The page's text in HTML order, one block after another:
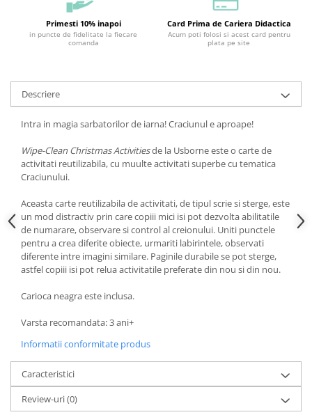
Primesti 10% inapoi
in puncte de fidelitate la fiecare
comanda
Card Prima de Cariera Didactica
Acum poti folosi si acest card pentru
plata pe site
Descriere
Intra in magia sarbatorilor de iarna! Craciunul e aproape!
Wipe-Clean Christmas Activitiesde la Usborne este o carte de
activitati reutilizabila, cu muulte activitati superbe cu tematica
Craciunului.
Aceasta carte reutilizabila de activitati, de tipul scrie si sterge, este
un mod distractiv prin care copiii mici isi pot dezvolta abilitatile
de numarare, observare si control al creionului. Uniti punctele
pentru a crea diferite obiecte, urmariti labirintele, observati
diferente intre imagini similare. Paginile durabile se pot sterge,
astfel copiii isi pot relua activitatile preferate din nou si din nou.
Carioca neagra este inclusa.
Varsta recomandata: 3 ani+
Informatii conformitate produs
Caracteristici
Review-uri(0)